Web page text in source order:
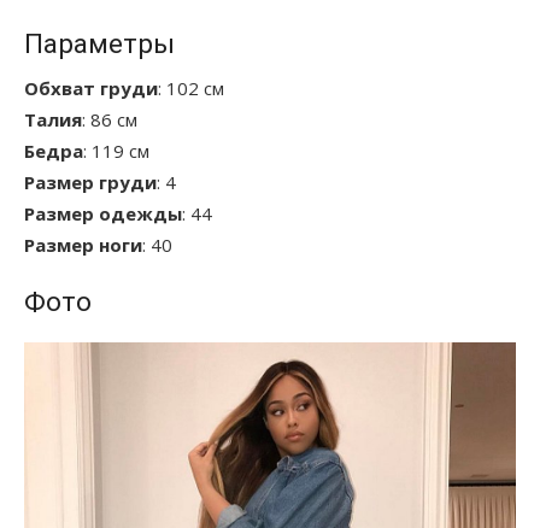
Параметры
Обхват груди: 102 см
Талия: 86 см
Бедра: 119 см
Размер груди: 4
Размер одежды: 44
Размер ноги: 40
Фото